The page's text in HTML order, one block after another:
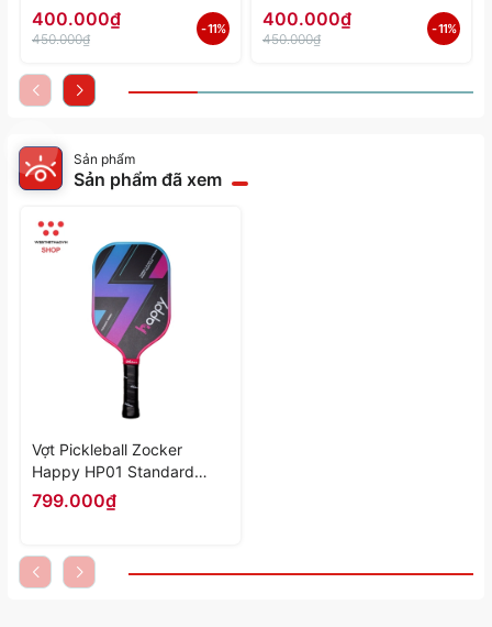
PR-2206-06 - Hàng Chính
Hãng
400.000₫
450.000₫
- 11%
PR-2206-05 - Hàng Chính
Hãng
400.000₫
450.000₫
- 11%
Sản phẩm
Sản phẩm đã xem
Vợt Pickleball Zocker
Happy HP01 Standard
Thunder "Gradient" HP01-
06 - Hàng Chính Hãng
799.000₫